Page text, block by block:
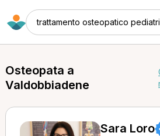
trattamento osteopatico
Osteopata a
Valdobbiadene
Sara Loro